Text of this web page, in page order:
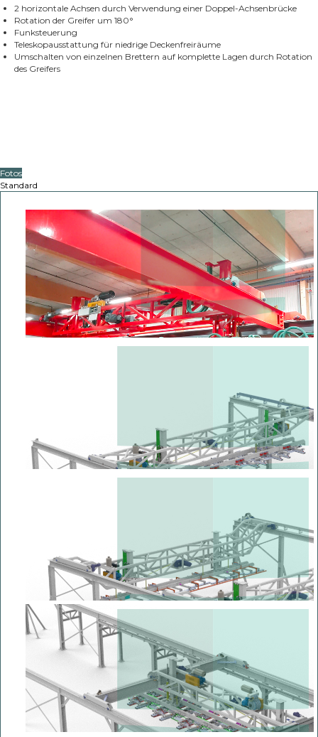
2 horizontale Achsen durch Verwendung einer Doppel-Achsenbrücke
Rotation der Greifer um 180°
Funksteuerung
Teleskopausstattung für niedrige Deckenfreiräume
Umschalten von einzelnen Brettern auf komplette Lagen durch Rotation
des Greifers
Fotos
Standard